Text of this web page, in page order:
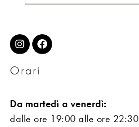
Orari
Da martedì a venerdì:
dalle ore 19:00 alle ore 22:30